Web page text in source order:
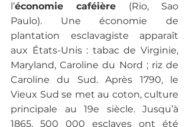
l’économie caféière (Rio, Sao
Paulo). Une économie de
plantation esclavagiste apparaît
aux États-Unis : tabac de Virginie,
Maryland, Caroline du Nord ; riz de
Caroline du Sud. Après 1790, le
Vieux Sud se met au coton, culture
principale au 19e siècle. Jusqu’à
1865, 500 000 esclaves ont été